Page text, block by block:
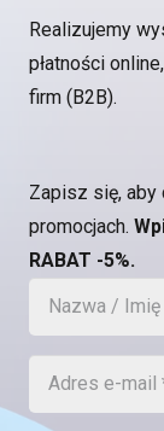
Realizujemy
płatności
firm (B2B).
Zapisz się, aby
promocjach.
RABAT -5%.